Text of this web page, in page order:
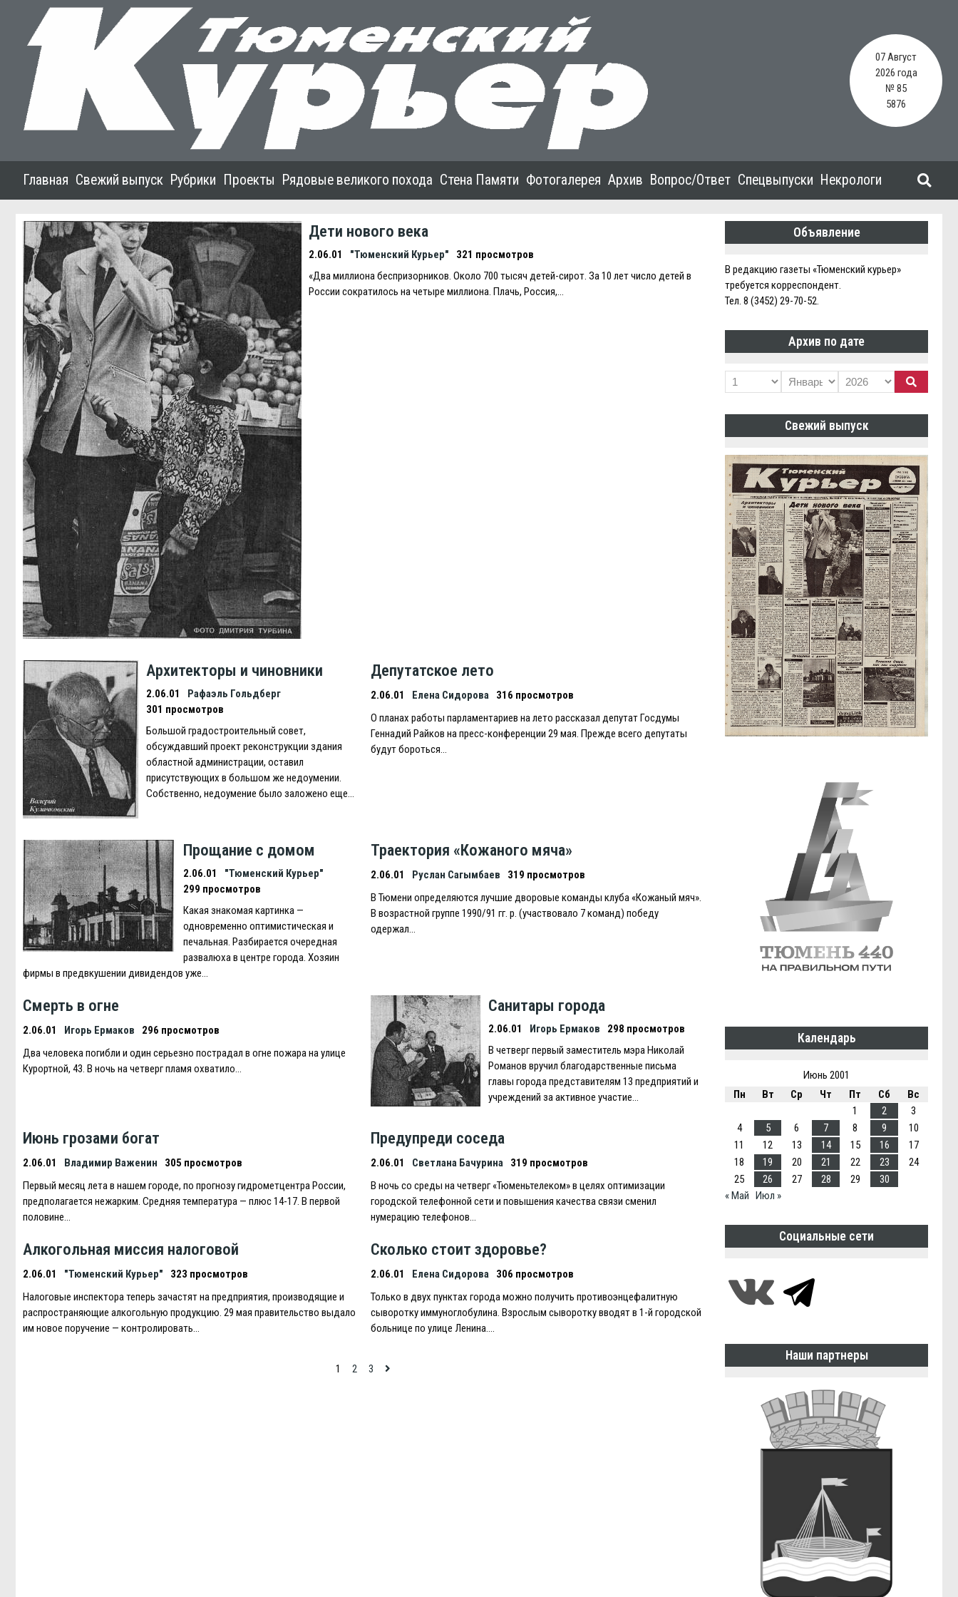
07 Август
2026 года
№ 85
5876
Главная Свежий выпуск Рубрики Проекты Рядовые великого похода Стена Памяти Фотогалерея Архив Вопрос/Ответ Спецвыпуски Некрологи
Дети нового века
2.06.01 "Тюменский Курьер"
321 просмотров
«Два миллиона беспризорников. Около 700 тысяч детей-сирот. За 10 лет число детей в
России сократилось на четыре миллиона. Плачь, Россия,…
Архитекторы и чиновники
2.06.01
Рафаэль Гольдберг
301 просмотров
Большой градостроительный совет,
обсуждавший проект реконструкции здания
областной администрации, оставил
присутствующих в большом же недоумении.
Собственно, недоумение было заложено еще…
Депутатское лето
2.06.01 Елена Сидорова
316 просмотров
О планах работы парламентариев на лето рассказал депутат Госдумы
Геннадий Райков на пресс-конференции 29 мая. Прежде всего депутаты
будут бороться…
Прощание с домом
2.06.01
"Тюменский Курьер"
299 просмотров
Какая знакомая картинка —
одновременно оптимистическая и
печальная. Разбирается очередная
развалюха в центре города. Хозяин
фирмы в предвкушении дивидендов уже…
Траектория «Кожаного мяча»
2.06.01 Руслан Сагымбаев
319 просмотров
В Тюмени определяются лучшие дворовые команды клуба «Кожаный мяч».
В возрастной группе 1990/91 гг. р. (участвовало 7 команд) победу
одержал…
Смерть в огне
2.06.01 Игорь Ермаков
296 просмотров
Два человека погибли и один серьезно пострадал в огне пожара на улице
Курортной, 43. В ночь на четверг пламя охватило…
Санитары города
2.06.01 Игорь Ермаков
298 просмотров
В четверг первый заместитель мэра Николай
Романов вручил благодарственные письма
главы города представителям 13 предприятий и
учреждений за активное участие…
Июнь грозами богат
2.06.01 Владимир Важенин
305 просмотров
Первый месяц лета в нашем городе, по прогнозу гидрометцентра России,
предполагается нежарким. Средняя температура — плюс 14-17. В первой
половине…
Предупреди соседа
2.06.01 Светлана Бачурина
319 просмотров
В ночь со среды на четверг «Тюменьтелеком» в целях оптимизации
городской телефонной сети и повышения качества связи сменил
нумерацию телефонов…
Алкогольная миссия налоговой
2.06.01 "Тюменский Курьер"
323 просмотров
Налоговые инспектора теперь зачастят на предприятия, производящие и
распространяющие алкогольную продукцию. 29 мая правительство выдало
им новое поручение — контролировать…
Сколько стоит здоровье?
2.06.01 Елена Сидорова
306 просмотров
Только в двух пунктах города можно получить противоэнцефалитную
сыворотку иммуноглобулина. Взрослым сыворотку вводят в 1-й городской
больнице по улице Ленина….
1 2 3
Объявление
В редакцию газеты «Тюменский курьер»
требуется корреспондент.
Тел. 8 (3452) 29-70-52.
Архив по дате
Свежий выпуск
Календарь
Июнь 2001
Пн
Вт Ср Чт Пт Сб
Вс
1
2
3
4
5 6 7 8 9
10
11
12 13 14 15 16
17
18
19 20 21 22 23
24
25
26 27 28 29
30
« Май Июл »
Социальные сети
Наши партнеры